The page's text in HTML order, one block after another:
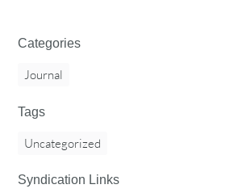
Categories
Journal
Tags
Uncategorized
Syndication Links